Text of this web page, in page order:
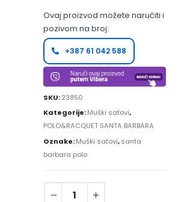
Ovaj proizvod možete naručiti i
pozivom na broj:
+387 61 042 588
SKU:23850
Kategorije:Muški satovi,
POLO&RACQUET SANTA BARBARA
Oznake:Muški satovi,santa
barbara polo